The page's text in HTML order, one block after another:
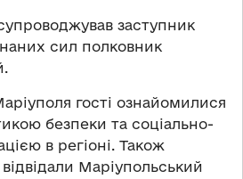
заступник
сил полковник
гості ознайомилися
безпеки та соціально-
в регіоні. Також
Маріупольський